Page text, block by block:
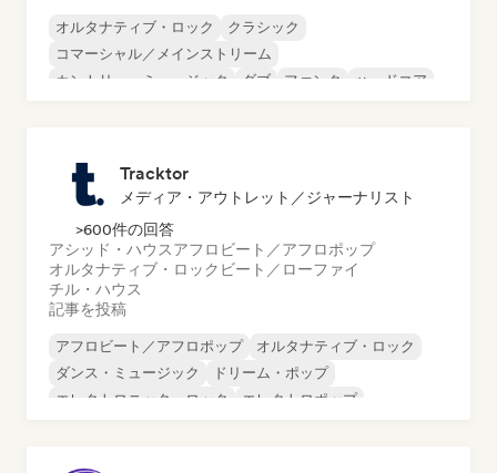
オルタナティブ・ロック
クラシック
コマーシャル／メインストリーム
カントリー・ミュージック
ダブ ファンク
ハードコア
Tracktor
メディア・アウトレット／ジャーナリスト
>600件の回答
アシッド・ハウスアフロビート／アフロポップ
オルタナティブ・ロック ビート／ローファイ
チル・ハウス
記事を投稿
アフロビート／アフロポップ
オルタナティブ・ロック
ダンス・ミュージック
ドリーム・ポップ
エレクトロニック・ロック
エレクトロポップ